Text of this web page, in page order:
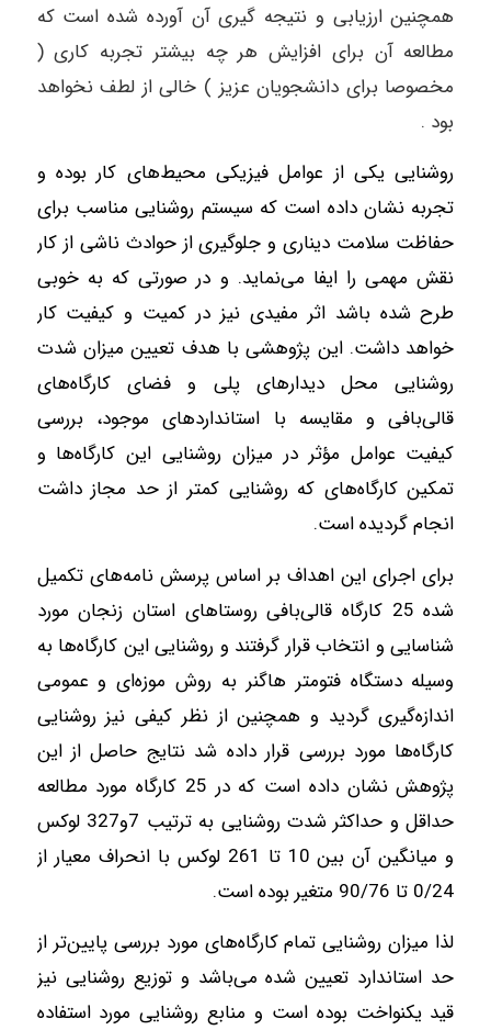
همچنین ارزیابی و نتیجه گیری آن آورده شده است که
مطالعه آن برای افزایش هر چه بیشتر تجربه کاری (
مخصوصا برای دانشجویان عزیز ) خالی از لطف نخواهد
بود .
روشنایی یکی از عوامل فیزیکی محیط‌های کار بوده و
تجربه نشان داده است که سیستم روشنایی مناسب برای
حفاظت سلامت دیناری و جلوگیری از حوادث ناشی از کار
نقش مهمی را ایفا می‌نماید. و در صورتی که به خوبی
طرح شده باشد اثر مفیدی نیز در کمیت و کیفیت کار
خواهد داشت. این پژوهشی با هدف تعیین میزان شدت
روشنایی محل دیدارهای پلی و فضای کارگاه‌های
قالی‌بافی و مقایسه با استانداردهای موجود، بررسی
کیفیت عوامل مؤثر در میزان روشنایی این کارگاه‌ها و
تمکین کارگاه‌های که روشنایی کمتر از حد مجاز داشت
انجام گردیده است.
برای اجرای این اهداف بر اساس پرسش نامه‌های تکمیل
شده 25 کارگاه قالی‌بافی روستاهای استان زنجان مورد
شناسایی و انتخاب قرار گرفتند و روشنایی این کارگاه‌ها به
وسیله دستگاه فتومتر هاگنر به روش موزه‌ای و عمومی
اندازه‌گیری گردید و همچنین از نظر کیفی نیز روشنایی
کارگاه‌ها مورد بررسی قرار داده شد نتایج حاصل از این
پژوهش نشان داده است که در 25 کارگاه مورد مطالعه
حداقل و حداکثر شدت روشنایی به ترتیب 7و327 لوکس
و میانگین آن بین 10 تا 261 لوکس با انحراف معیار از
0/24 تا 90/76 متغیر بوده است.
لذا میزان روشنایی تمام کارگاه‌های مورد بررسی پایین‌تر از
حد استاندارد تعیین شده می‌باشد و توزیع روشنایی نیز
قید یکنواخت بوده است و منابع روشنایی مورد استفاده